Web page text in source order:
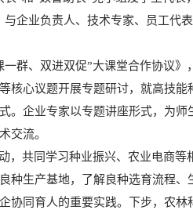
企业负责人、技术专家、员工代
群、双进双促”大课堂合作协议
核心议题开展专题研讨，就高技
。企业专家以专题讲座形式，为
交流。
，共同学习种业振兴、农业电商
种生产基地，了解良种选育流程、
协同育人的重要实践。下步，农